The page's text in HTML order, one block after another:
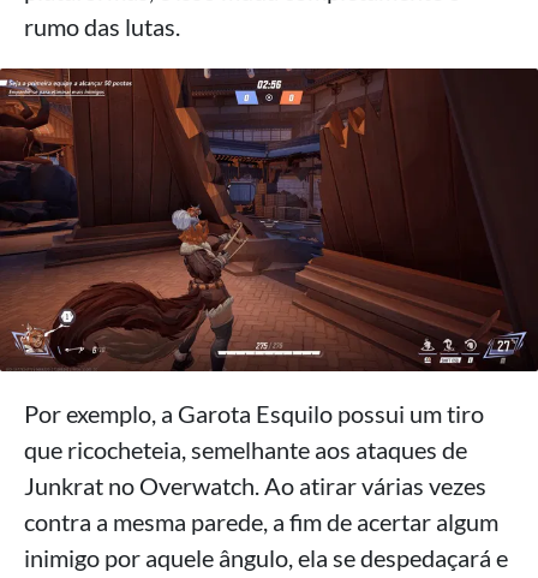
rumo das lutas.
Por exemplo, a Garota Esquilo possui um tiro
que ricocheteia, semelhante aos ataques de
Junkrat no Overwatch. Ao atirar várias vezes
contra a mesma parede, a fim de acertar algum
inimigo por aquele ângulo, ela se despedaçará e